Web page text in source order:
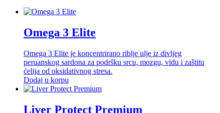
Omega 3 Elite
Omega 3 Elite je koncentrirano riblje ulje iz divljeg
peruanskog sardona za podršku srcu, mozgu, vidu i zaštitu
ćelija od oksidativnog stresa.
Dodaj u korpu
Liver Protect Premium